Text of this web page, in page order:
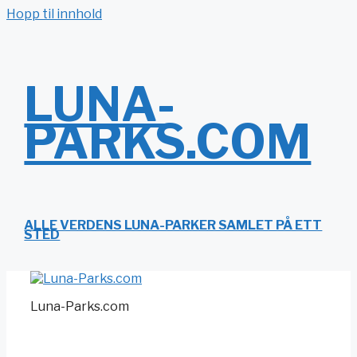
Hopp til innhold
LUNA-
PARKS.COM
ALLE VERDENS LUNA-PARKER SAMLET PÅ ETT
STED
Luna-Parks.com